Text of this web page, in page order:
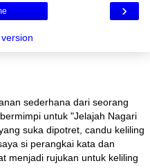
›
sederhana dari seorang
untuk "Jelajah Nagari
suka dipotret, candu keliling
si perangkai kata dan
menjadi rujukan untuk keliling